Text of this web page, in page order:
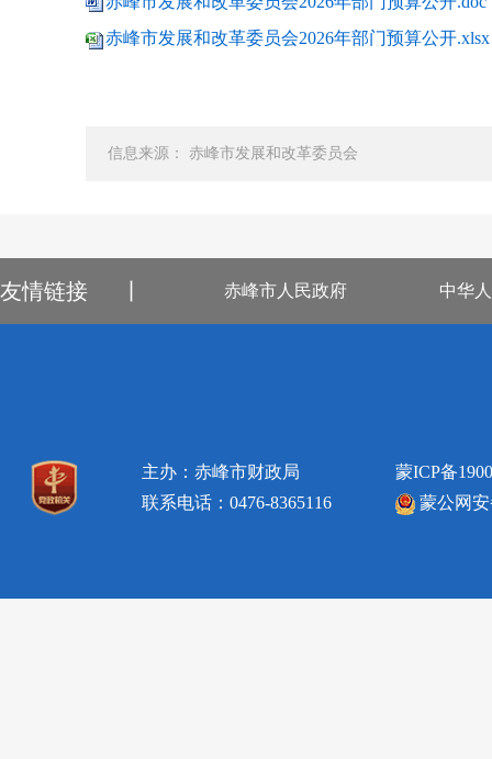
赤峰市发展和改革委员会2026年部门预算公开.xlsx
信息来源： 赤峰市发展和改革委员会
友情链接 赤峰市人民政府 中华
主办：赤峰市财政局
联系电话：0476-8365116
蒙ICP备
蒙公网安